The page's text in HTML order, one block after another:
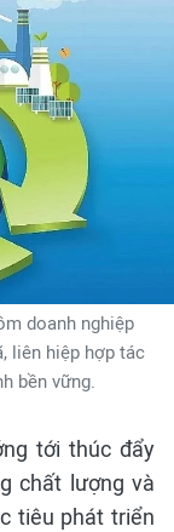
doanh nghiệp
liên hiệp hợp tác
bền vững.
tới thúc đẩy
chất lượng và
tiêu phát triển